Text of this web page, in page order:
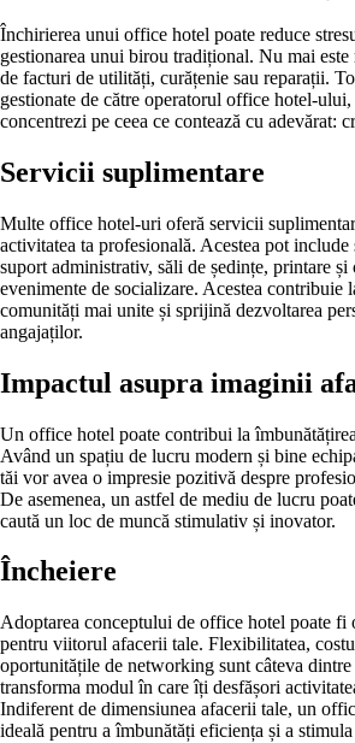
Închirierea unui office hotel poate reduce
gestionarea unui birou tradițional. Nu mai
de facturi de utilități, curățenie sau reparații.
gestionate de către operatorul office hotel-
concentrezi pe ceea ce contează cu adevărat:
Servicii suplimentare
Multe office hotel-uri oferă servicii
activitatea ta profesională. Acestea pot
suport administrativ, săli de ședințe, printare și
evenimente de socializare. Acestea contribuie
comunități mai unite și sprijină dezvoltarea
angajaților.
Impactul asupra imaginii
Un office hotel poate contribui la
Având un spațiu de lucru modern și bine
tăi vor avea o impresie pozitivă despre
De asemenea, un astfel de mediu de lucru
caută un loc de muncă stimulativ și inovator.
Încheiere
Adoptarea conceptului de office hotel poate fi
pentru viitorul afacerii tale. Flexibilitatea,
oportunitățile de networking sunt câteva dintre
transforma modul în care îți desfășori
Indiferent de dimensiunea afacerii tale, un
ideală pentru a îmbunătăți eficiența și a stimula